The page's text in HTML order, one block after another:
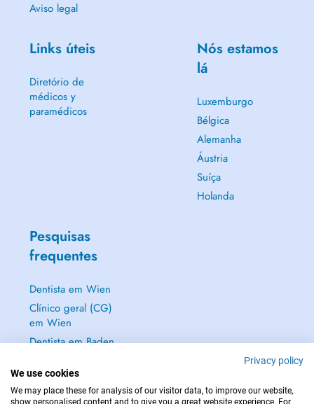
Aviso legal
Links úteis
Diretório de
médicos y
paramédicos
Nós estamos
lá
Luxemburgo
Bélgica
Alemanha
Áustria
Suíça
Holanda
Pesquisas
frequentes
Dentista em Wien
Clínico geral (CG)
em Wien
Dentista em Baden
Baden
Mostrar tudo →
Privacy policy
We use cookies
We may place these for analysis of our visitor data, to improve our website,
show personalised content and to give you a great website experience. For